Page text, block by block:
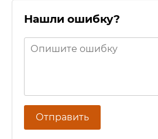
Нашли ошибку?
Отправить